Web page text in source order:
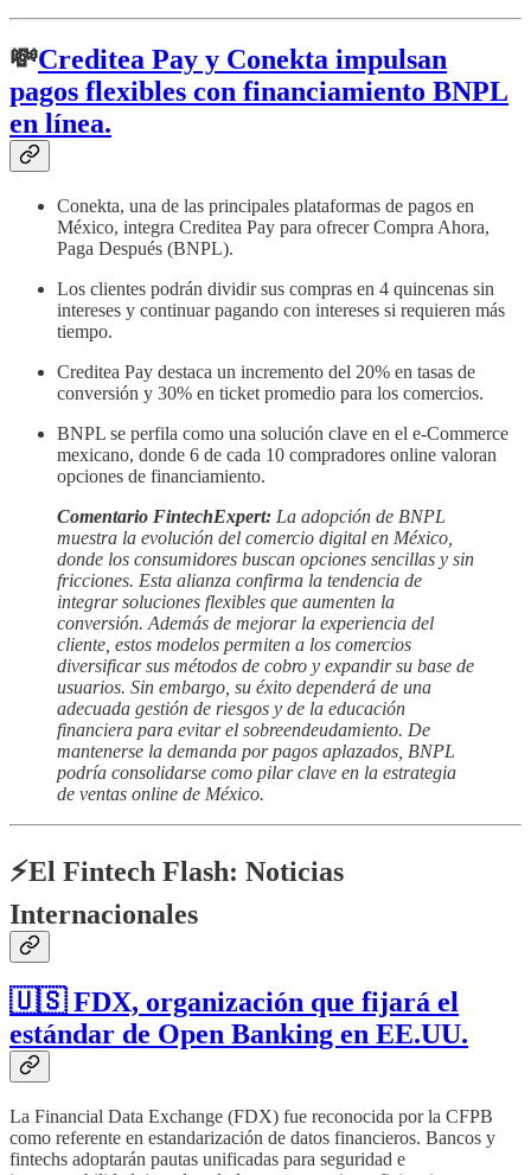
💸Creditea Pay y Conekta impulsan
pagos flexibles con financiamiento BNPL
en línea.
Conekta, una de las principales plataformas de pagos en
México, integra Creditea Pay para ofrecer Compra Ahora,
Paga Después (BNPL).
Los clientes podrán dividir sus compras en 4 quincenas sin
intereses y continuar pagando con intereses si requieren más
tiempo.
Creditea Pay destaca un incremento del 20% en tasas de
conversión y 30% en ticket promedio para los comercios.
BNPL se perfila como una solución clave en el e-Commerce
mexicano, donde 6 de cada 10 compradores online valoran
opciones de financiamiento.
Comentario FintechExpert: La adopción de BNPL
muestra la evolución del comercio digital en México,
donde los consumidores buscan opciones sencillas y sin
fricciones. Esta alianza confirma la tendencia de
integrar soluciones flexibles que aumenten la
conversión. Además de mejorar la experiencia del
cliente, estos modelos permiten a los comercios
diversificar sus métodos de cobro y expandir su base de
usuarios. Sin embargo, su éxito dependerá de una
adecuada gestión de riesgos y de la educación
financiera para evitar el sobreendeudamiento. De
mantenerse la demanda por pagos aplazados, BNPL
podría consolidarse como pilar clave en la estrategia
de ventas online de México.
⚡️El Fintech Flash: Noticias
Internacionales
🇺🇸 FDX, organización que fijará el
estándar de Open Banking en EE.UU.
La Financial Data Exchange (FDX) fue reconocida por la CFPB
como referente en estandarización de datos financieros. Bancos y
fintechs adoptarán pautas unificadas para seguridad e